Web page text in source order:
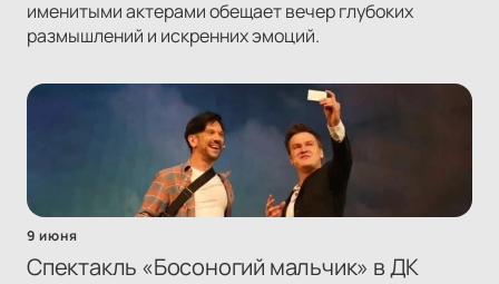
именитыми актерами обещает вечер глубоких
размышлений и искренних эмоций.
9 июня
Спектакль «Босоногий мальчик» в ДК